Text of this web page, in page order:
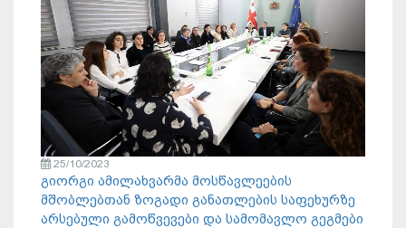
25/10/2023
გიორგი ამილახვარმა მოსწავლეების
მშობლებთან ზოგადი განათლების საფეხურზე
არსებული გამოწვევები და სამომავლო გეგმები